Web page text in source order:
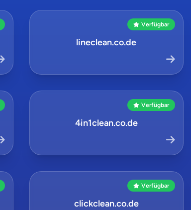
Verfügbar
lineclean.co.de
Verfügbar
4in1clean.co.de
Verfügbar
clickclean.co.de